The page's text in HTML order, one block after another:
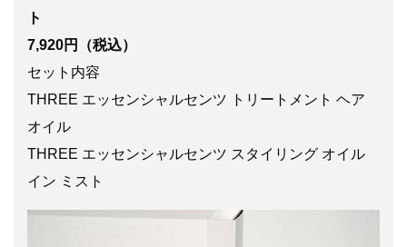
ト
7,920円（税込）
セット内容
THREE エッセンシャルセンツ トリートメント ヘア
オイル
THREE エッセンシャルセンツ スタイリング オイル
イン ミスト